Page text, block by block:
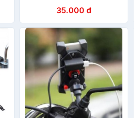
35.000 đ